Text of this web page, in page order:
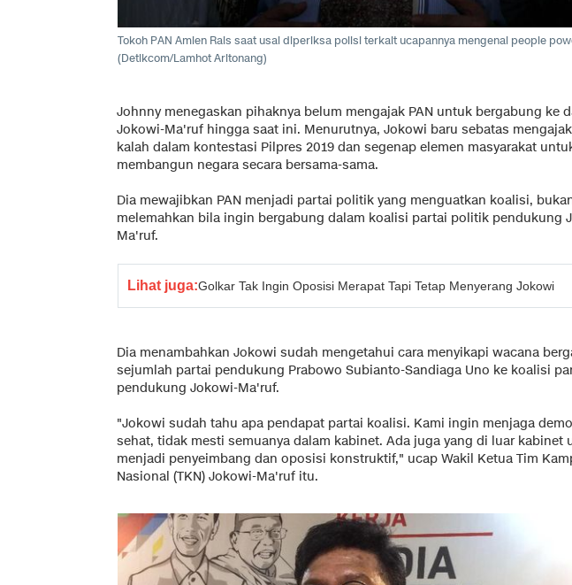
Tokoh PAN Amien Rais saat usai diperiksa polisi terkait ucapannya mengenai people
(Detikcom/Lamhot Aritonang)
Johnny menegaskan pihaknya belum mengajak PAN untuk bergabung ke
Jokowi-Ma'ruf hingga saat ini. Menurutnya, Jokowi baru sebatas
kalah dalam kontestasi Pilpres 2019 dan segenap elemen masyarakat
membangun negara secara bersama-sama.
Dia mewajibkan PAN menjadi partai politik yang menguatkan koalisi,
melemahkan bila ingin bergabung dalam koalisi partai politik pendukung
Ma'ruf.
Lihat juga:Golkar Tak Ingin Oposisi Merapat Tapi Tetap Menyerang Jokowi
Dia menambahkan Jokowi sudah mengetahui cara menyikapi wacana
sejumlah partai pendukung Prabowo Subianto-Sandiaga Uno ke koalisi
pendukung Jokowi-Ma'ruf.
"Jokowi sudah tahu apa pendapat partai koalisi. Kami ingin menjaga
sehat, tidak mesti semuanya dalam kabinet. Ada juga yang di luar kabinet
menjadi penyeimbang dan oposisi konstruktif," ucap Wakil Ketua Tim
Nasional (TKN) Jokowi-Ma'ruf itu.